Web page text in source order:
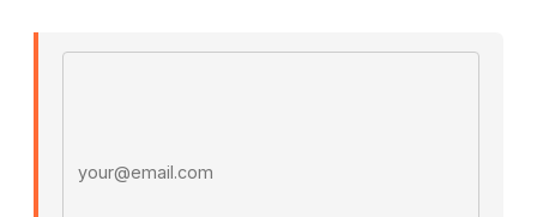
Es La Hora de Aprender ↗